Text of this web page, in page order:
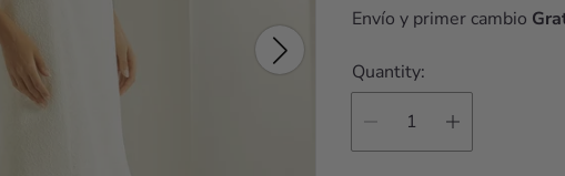
i
c
e
Envío y primer cambio
Quantity: